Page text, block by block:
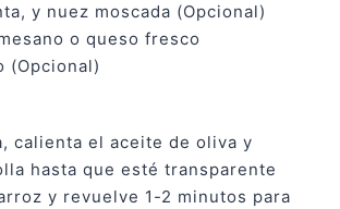
y nuez moscada (Opcional)
o queso fresco
(Opcional)
calienta el aceite de oliva y
hasta que esté transparente
y revuelve 1-2 minutos para